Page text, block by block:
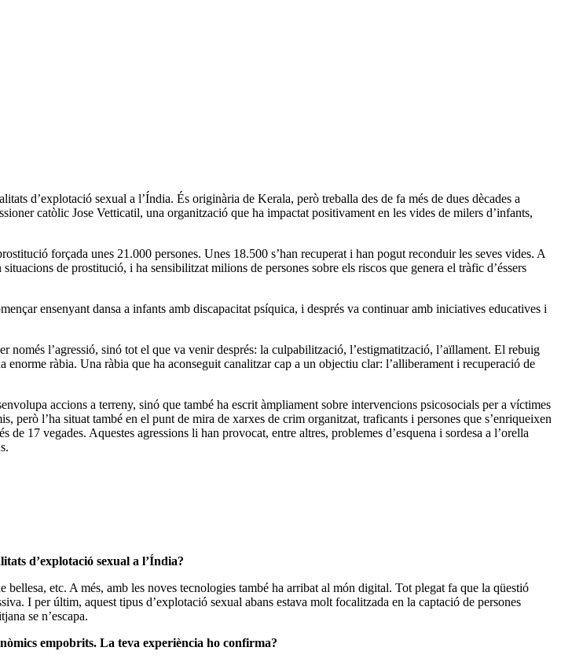
d’explotació sexual a l’Índia. És originària de Kerala, però treballa des de fa més de dues dècades a
catòlic Jose Vetticatil, una organització que ha impactat positivament en les vides de milers d’infants,
forçada unes 21.000 persones. Unes 18.500 s’han recuperat i han pogut reconduir les seves vides. A
de prostitució, i ha sensibilitzat milions de persones sobre els riscos que genera el tràfic d’éssers
ensenyant dansa a infants amb discapacitat psíquica, i després va continuar amb iniciatives educatives i
l’agressió, sinó tot el que va venir després: la culpabilització, l’estigmatització, l’aïllament. El rebuig
ràbia. Una ràbia que ha aconseguit canalitzar cap a un objectiu clar: l’alliberament i recuperació de
accions a terreny, sinó que també ha escrit àmpliament sobre intervencions psicosocials per a víctimes
però l’ha situat també en el punt de mira de xarxes de crim organitzat, traficants i persones que s’enriqueixen
17 vegades. Aquestes agressions li han provocat, entre altres, problemes d’esquena i sordesa a l’orella
d’explotació sexual a l’Índia?
etc. A més, amb les noves tecnologies també ha arribat al món digital. Tot plegat fa que la qüestió
I per últim, aquest tipus d’explotació sexual abans estava molt focalitzada en la captació de persones
se n’escapa.
empobrits. La teva experiència ho confirma?